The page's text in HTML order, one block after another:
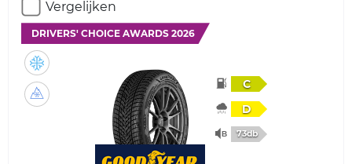
Vergelijken
DRIVERS' CHOICE AWARDS 2026
C
D
73db